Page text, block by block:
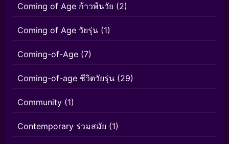
Coming of Age ก้าวพ้นวัย (2)
Coming of Age วัยรุ่น (1)
Coming-of-Age (7)
Coming-of-age ชีวิตวัยรุ่น (29)
Community (1)
Contemporary ร่วมสมัย (1)